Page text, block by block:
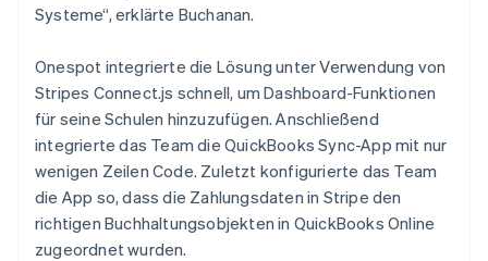
Systeme“, erklärte Buchanan.
Onespot integrierte die Lösung unter Verwendung von
Stripes Connect.js schnell, um Dashboard-Funktionen
für seine Schulen hinzuzufügen. Anschließend
integrierte das Team die QuickBooks Sync-App mit nur
wenigen Zeilen Code. Zuletzt konfigurierte das Team
die App so, dass die Zahlungsdaten in Stripe den
richtigen Buchhaltungsobjekten in QuickBooks Online
zugeordnet wurden.